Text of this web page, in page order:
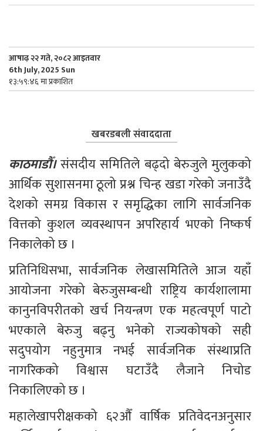
आषाढ़ २२ गते, २०८२ आइतवार
6th July, 2025 Sun
१३:५९:४६ मा प्रकाशित
खबरडबली संवाददाता
काठमाडौँ। संसदीय समितिले बढ्दो बेरुजुले मुलुकको
आर्थिक सुशासनमा ठूलो प्रश्न चिन्ह खडा गरेको जनाउँदै
देशको समग्र विकास र समृद्धिका लागि सार्वजनिक
वित्तको कुशल व्यवस्थापन अपरिहार्य भएको निष्कर्ष
निकालेको छ ।
प्रतिनिधिसभा, सार्वजनिक लेखासमितिले आज यहाँ
आयोजना गरेको बेरुजुसम्बन्धी राष्ट्रिय कार्यशालामा
कानुनविपरीतको खर्च नियन्त्रण एक महत्वपूर्ण पाटो
भएकाले बेरुजु बढ्नु भनेको राज्यकोषको सही
सदुपयोग नहुनुमात्र नभई सार्वजनिक संस्थाप्रति
नागरिकको विश्वास घटाउँदै लैजाने निचोड
निकालिएको छ ।
महालेखापरीक्षकको ६२औँ वार्षिक प्रतिवेदनअनुसार